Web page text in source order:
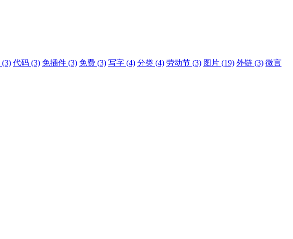
(3) 代码 (3) 免插件 (3) 免费 (3) 写字 (4) 分类 (4) 劳动节 (3) 图片 (19) 外链 (3) 微言